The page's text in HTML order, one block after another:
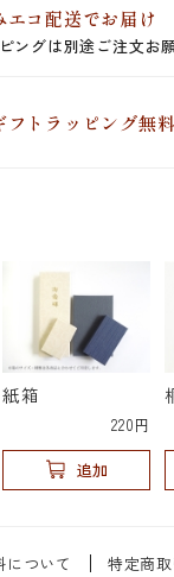
エコ配送でお届け
ングは別途ご注文お
フトラッピング無料
紙箱
220円
追加
について 特定商